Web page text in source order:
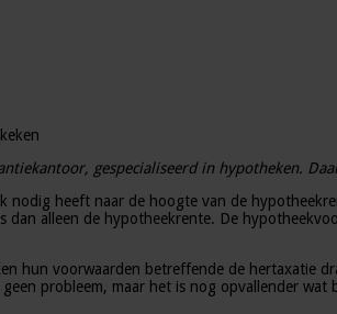
gespecialiseerd in hypotheken.
nodig heeft naar de hoogte van de
dan alleen de hypotheekrente. De
hun voorwaarden betreffende de hertaxatie
probleem, maar het is nog opvallender